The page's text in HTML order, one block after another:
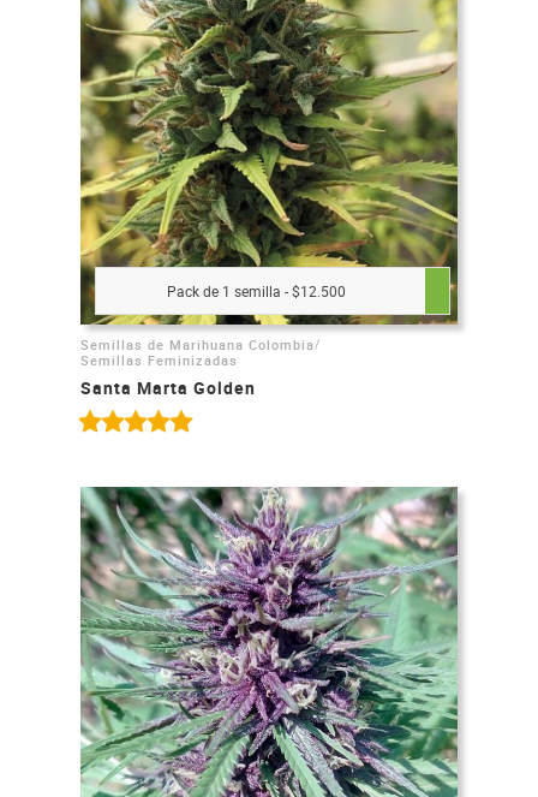
Pack de 1 semilla - $12.500
Semillas de Marihuana Colombia/
Semillas Feminizadas
Santa Marta Golden